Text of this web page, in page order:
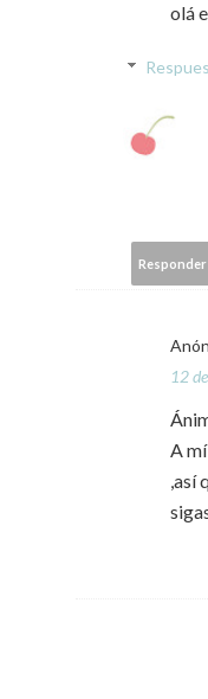
olá
Responder
12
A
,así